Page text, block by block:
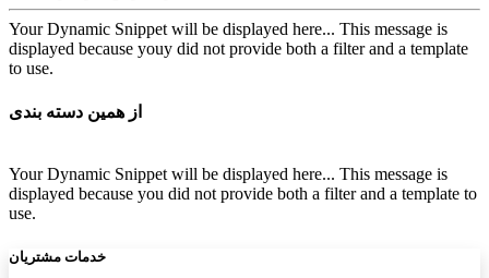
Your Dynamic Snippet will be displayed here... This message is
displayed because youy did not provide both a filter and a template
to use.
از همین دسته بندی
Your Dynamic Snippet will be displayed here... This message is
displayed because you did not provide both a filter and a template to
use.
خدمات مشتریان